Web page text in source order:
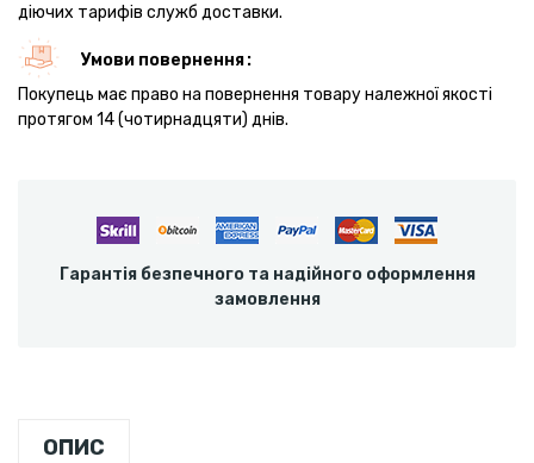
діючих тарифів служб доставки.
Умови повернення
Покупець має право на повернення товару належної якості
протягом 14 (чотирнадцяти) днів.
Гарантія безпечного та надійного оформлення
замовлення
ОПИС